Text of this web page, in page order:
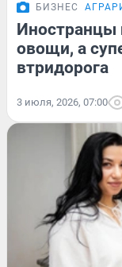
БИЗНЕС
овощи, а
втридорога
3 июля, 2026, 07:00